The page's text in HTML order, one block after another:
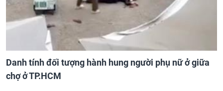
Danh tính đối tượng hành hung người phụ nữ ở giữa
chợ ở TP.HCM